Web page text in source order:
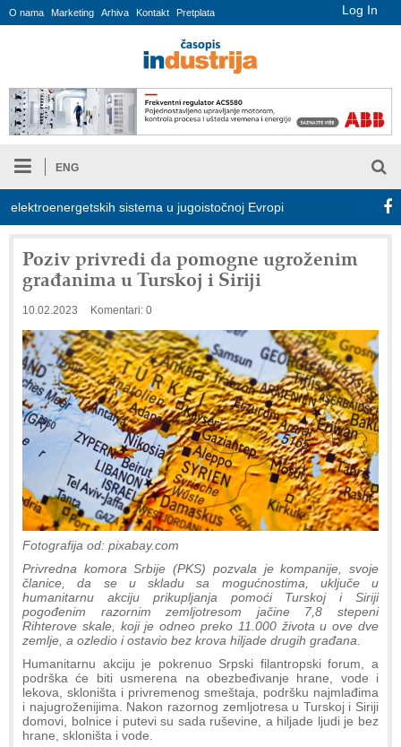
Log In
O nama Marketing Arhiva Kontakt Pretplata
ENG
sistema u jugoistočnoj Evropi
Poziv privredi da pomogne ugroženim
građanima u Turskoj i Siriji
10.02.2023 Komentari: 0
Fotografija od: pixabay.com
Privredna komora Srbije (PKS) pozvala je kompanije, svoje
članice, da se u skladu sa mogućnostima, uključe u
humanitarnu akciju prikupljanja pomoći Turskoj i Siriji
pogođenim razornim zemljotresom jačine 7,8 stepeni
Rihterove skale, koji je odneo preko 11.000 života u ove dve
zemlje, a ozledio i ostavio bez krova hiljade drugih građana.
Humanitarnu akciju je pokrenuo Srpski filantropski forum, a
podrška će biti usmerena na obezbeđivanje hrane, vode i
lekova, skloništa i privremenog smeštaja, podršku najmlađima
i najugroženijima. Nakon razornog zemljotresa u Turskoj i Siriji
domovi, bolnice i putevi su sada ruševine, a hiljade ljudi je bez
hrane, skloništa i vode.